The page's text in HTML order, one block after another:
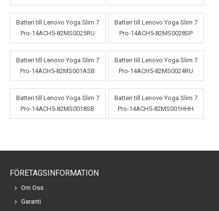
Batteri till Lenovo Yoga Slim 7
Pro-14ACH5-82MS0025RU
Batteri till Lenovo Yoga Slim 7
Pro-14ACH5-82MS0028SP
Batteri till Lenovo Yoga Slim 7
Pro-14ACH5-82MS001ASB
Batteri till Lenovo Yoga Slim 7
Pro-14ACH5-82MS0024RU
Batteri till Lenovo Yoga Slim 7
Pro-14ACH5-82MS0018SB
Batteri till Lenovo Yoga Slim 7
Pro-14ACH5-82MS001HHH
FÖRETAGSINFORMATION
Om Oss
Garanti